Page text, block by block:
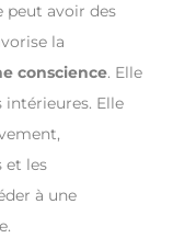
peut avoir des
la
conscience. Elle
intérieures. Elle
et les
à une